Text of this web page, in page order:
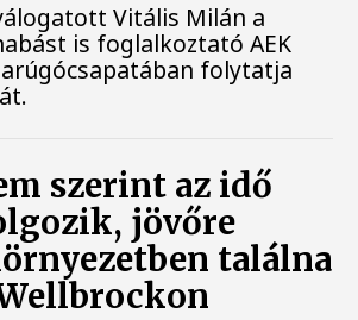
Vitális Milán a
is foglalkoztató AEK
folytatja
szerint az idő
jövőre
találna